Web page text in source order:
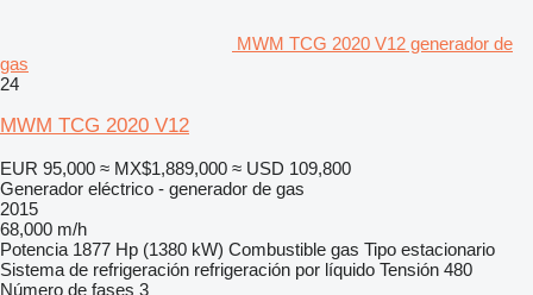
MWM TCG 2020 V12 generador de
gas
24
MWM TCG 2020 V12
EUR 95,000 ≈ MX$1,889,000 ≈ USD 109,800
Generador eléctrico - generador de gas
2015
68,000 m/h
Potencia 1877 Hp (1380 kW) Combustible gas Tipo estacionario
Sistema de refrigeración refrigeración por líquido Tensión 480
Número de fases 3